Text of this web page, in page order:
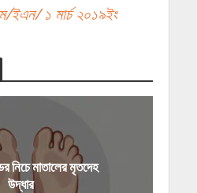
ইএন/ ১ মার্চ ২০১৯ইং
নিচে মাতালের মৃতদেহ
উদ্ধার